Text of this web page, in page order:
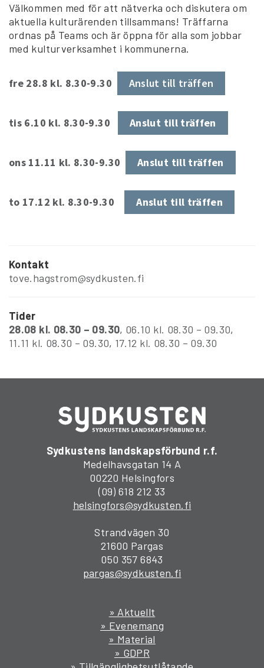
Välkommen med för att nätverka och diskutera om
aktuella kulturärenden tillsammans! Träffarna
ordnas på Teams och är öppna för alla som jobbar
med kulturverksamhet i kommunerna.
fre 28.8 kl. 8.30-9.30 Anslut till träffen
tis 6.10 kl. 8.30-9.30 Anslut till träffen
ons 11.11 kl. 8.30-9.30 Anslut till träffen
to 17.12 kl. 8.30-9.30 Anslut till träffen
Kontakt
tove.hagstrom@sydkusten.fi
Tider
28.08 kl. 08.30 – 09.30, 06.10 kl. 08.30 – 09.30,
11.11 kl. 08.30 – 09.30, 17.12 kl. 08.30 – 09.30
Sydkustens landskapsförbund r.f.
Medelhavsgatan 14 A
00220 Helsingfors
(09) 618 212 33
helsingfors@sydkusten.fi
Strandvägen 30
21600 Pargas
050 357 6843
pargas@sydkusten.fi
» Aktuellt
» Evenemang
» Material
» GDPR